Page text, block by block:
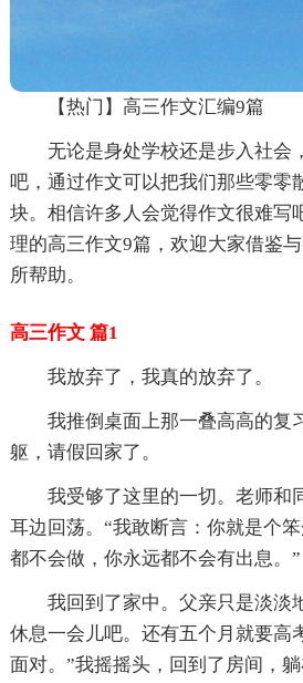
【热门】高三作文汇编9篇
无论是身处学校还是步入社会
吧，通过作文可以把我们那些零零
块。相信许多人会觉得作文很难写
理的高三作文9篇，欢迎大家借鉴
所帮助。
高三作文 篇1
我放弃了，我真的放弃了。
我推倒桌面上那一叠高高的复
躯，请假回家了。
我受够了这里的一切。老师和
耳边回荡。“我敢断言：你就是个
都不会做，你永远都不会有出息。”
我回到了家中。父亲只是淡淡
休息一会儿吧。还有五个月就要高
面对。”我摇摇头，回到了房间，